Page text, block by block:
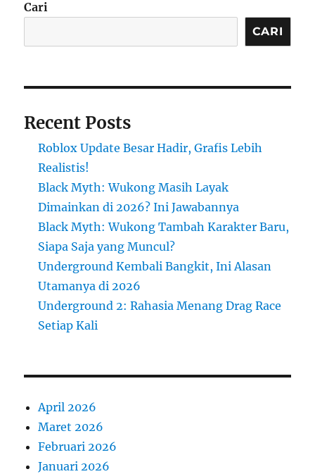
Cari
CARI
Recent Posts
Roblox Update Besar Hadir, Grafis Lebih
Realistis!
Black Myth: Wukong Masih Layak
Dimainkan di 2026? Ini Jawabannya
Black Myth: Wukong Tambah Karakter Baru,
Siapa Saja yang Muncul?
Underground Kembali Bangkit, Ini Alasan
Utamanya di 2026
Underground 2: Rahasia Menang Drag Race
Setiap Kali
April 2026
Maret 2026
Februari 2026
Januari 2026